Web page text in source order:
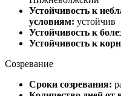
Устойчивость к
условиям: устойчив
Устойчивость к
Устойчивость к
Созревание
Сроки созревания: